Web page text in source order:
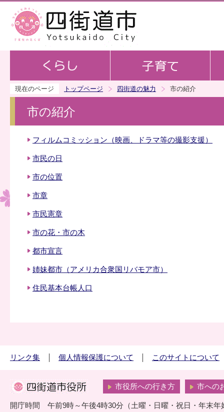
現在のページ トップページ 四街道の魅力 市の紹介
市の紹介
フィルムコミッション（映画、ドラマ等の撮影支援）
市民の日
市の位置
市章
市民憲章
市の花・市の木
都市宣言
姉妹都市（アメリカ合衆国リバモア市）
住民基本台帳人口
リンク集 個人情報保護について このサイトについて
市役所への行き方 市への
開庁時間 午前9時～午後4時30分（土曜・日曜・祝日・年末年